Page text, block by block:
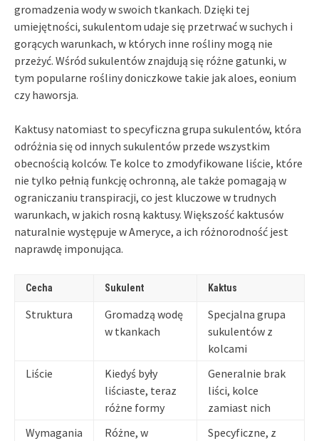
gromadzenia wody w swoich tkankach. Dzięki tej
umiejętności, sukulentom udaje się przetrwać w suchych i
gorących warunkach, w których inne rośliny mogą nie
przeżyć. Wśród sukulentów znajdują się różne gatunki, w
tym popularne rośliny doniczkowe takie jak aloes, eonium
czy haworsja.
Kaktusy natomiast to specyficzna grupa sukulentów, która
odróżnia się od innych sukulentów przede wszystkim
obecnością kolców. Te kolce to zmodyfikowane liście, które
nie tylko pełnią funkcję ochronną, ale także pomagają w
ograniczaniu transpiracji, co jest kluczowe w trudnych
warunkach, w jakich rosną kaktusy. Większość kaktusów
naturalnie występuje w Ameryce, a ich różnorodność jest
naprawdę imponująca.
Cecha Sukulent Kaktus
Struktura
Gromadzą wodę
w tkankach
Specjalna grupa
sukulentów z
kolcami
Liście
Kiedyś były
liściaste, teraz
różne formy
Generalnie brak
liści, kolce
zamiast nich
Wymagania
Różne, w
Specyficzne, z